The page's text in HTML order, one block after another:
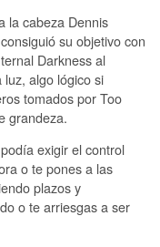
la cabeza Dennis
su objetivo con
Darkness al
algo lógico si
tomados por Too
grandeza.
exigir el control
o te pones a las
plazos y
o te arriesgas a ser